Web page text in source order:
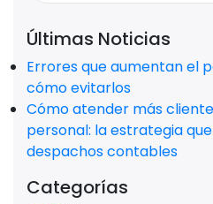
Últimas Noticias
Errores que aumentan el
cómo evitarlos
Cómo atender más
personal: la estrategia
despachos contables
Categorías